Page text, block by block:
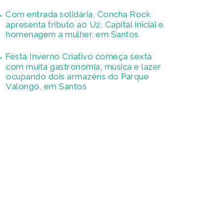
Com entrada solidária, Concha Rock
apresenta tributo ao U2, Capital Inicial e
homenagem a mulher, em Santos
Festa Inverno Criativo começa sexta
com muita gastronomia, música e lazer
ocupando dois armazéns do Parque
Valongo, em Santos